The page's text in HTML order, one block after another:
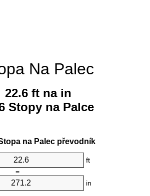
Na Palec
22.6 ft na in
Stopy na Palce
na Palec převodník
ft
=
in